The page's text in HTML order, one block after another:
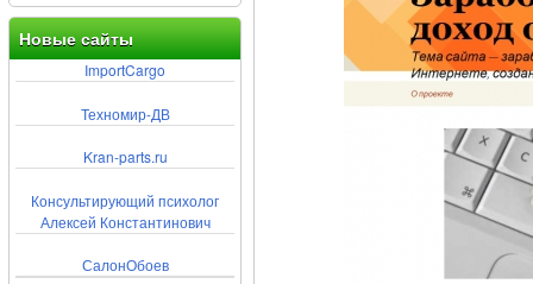
Новые сайты
ImportCargo
Техномир-ДВ
Kran-parts.ru
Консультирующий психолог
Алексей Константинович
СалонОбоев